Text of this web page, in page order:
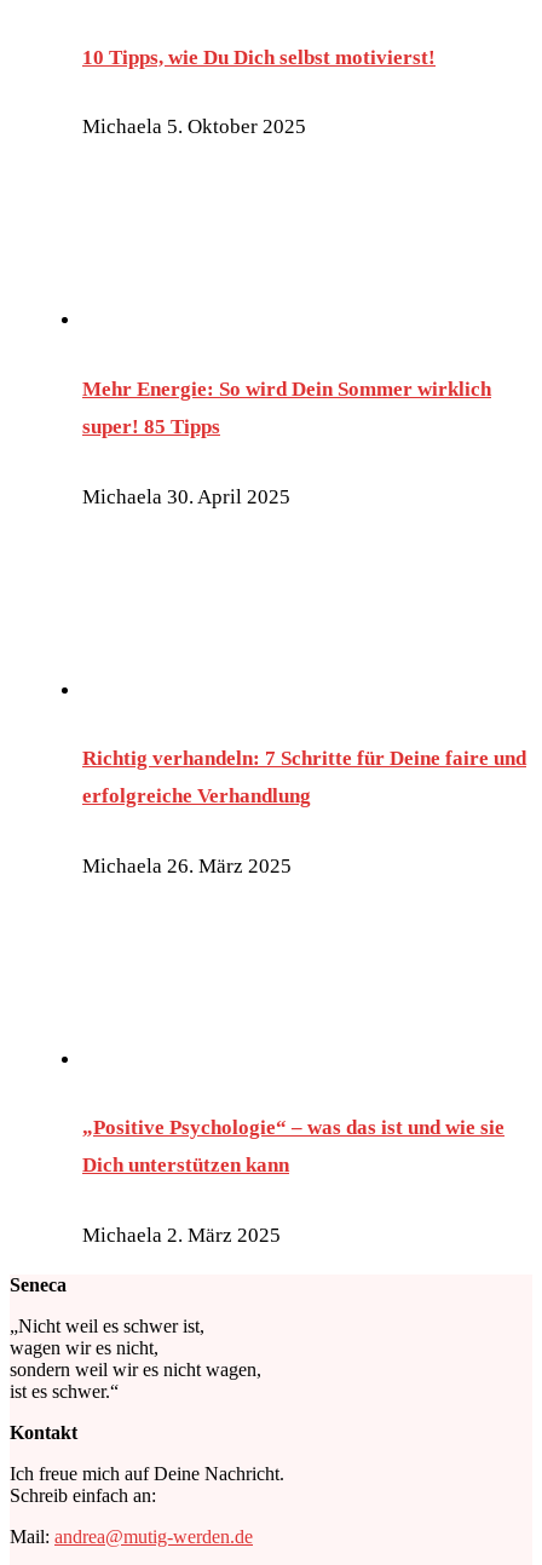
10 Tipps, wie Du Dich selbst motivierst!
Michaela 5. Oktober 2025
Mehr Energie: So wird Dein Sommer wirklich
super! 85 Tipps
Michaela 30. April 2025
Richtig verhandeln: 7 Schritte für Deine faire und
erfolgreiche Verhandlung
Michaela 26. März 2025
„Positive Psychologie“ – was das ist und wie sie
Dich unterstützen kann
Michaela 2. März 2025
Seneca
„Nicht weil es schwer ist,
wagen wir es nicht,
sondern weil wir es nicht wagen,
ist es schwer.“
Kontakt
Ich freue mich auf Deine Nachricht.
Schreib einfach an:
Mail: andrea@mutig-werden.de